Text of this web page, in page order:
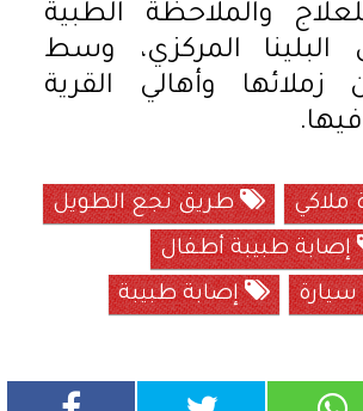
والملاحظة الطبية
المركزي، وسط
وأهالي القرية
ملاكي
طريق نجع الطويل
إصابة طبيبة أطفال
إصابة طبيبة